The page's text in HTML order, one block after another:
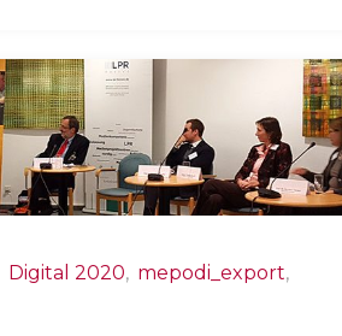
der
Deutschen
Bischofskonferenz"
Digital 2020, mepodi_export,